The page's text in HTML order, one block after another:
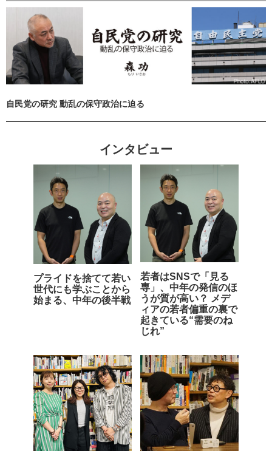
自民党の研究 動乱の保守政治に迫る
インタビュー
プライドを捨てて若い
世代にも学ぶことから
始まる、中年の後半戦
若者はSNSで「見る
専」、中年の発信のほ
うが質が高い？ メデ
ィアの若者偏重の裏で
起きている“需要のね
じれ”